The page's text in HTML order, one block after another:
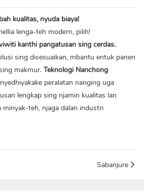
kualitas, nyuda biaya!
lenga-teh modern, pilih!
kanthi pangatusan sing cerdas.
sing disesuaikan, mbantu entuk panen
makmur. Teknologi Nanchong
peralatan nanging uga
lengkap sing njamin kualitas lan
minyak-teh, njaga dalan industri
Sabanjure